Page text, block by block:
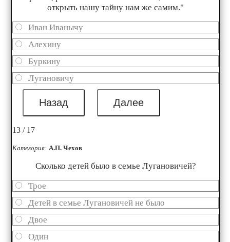
открыть нашу тайну нам же самим."
Иван Иванычу
Алехину
Буркину
Лугановичу
13 / 17
Категория: А.П. Чехов
Сколько детей было в семье Лугановичей?
Трое
Детей в семье Лугановичей не было
Двое
Один